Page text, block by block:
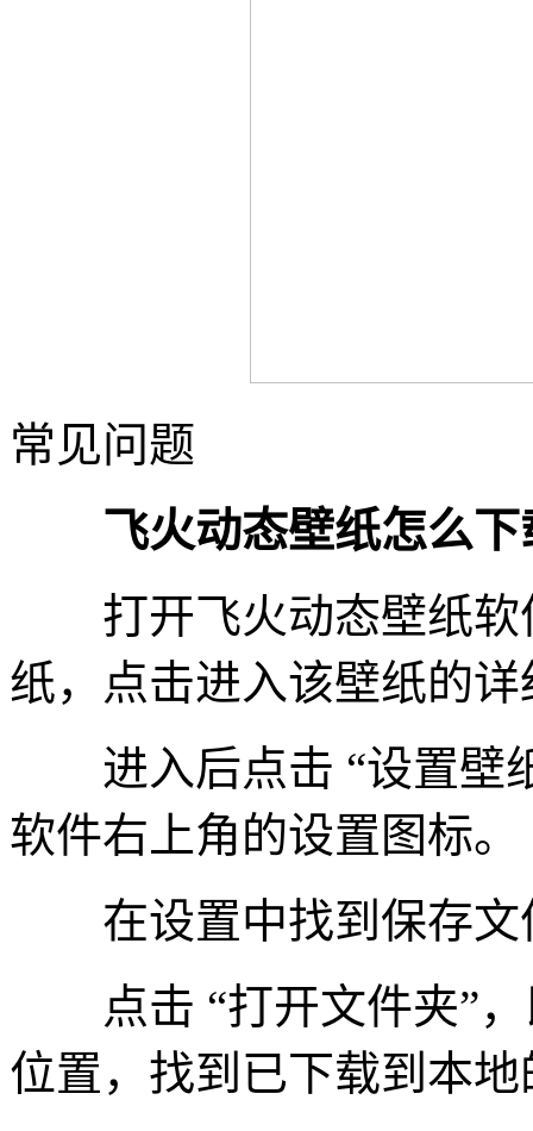
常见问题
飞火动态壁纸怎么下
打开飞火动态壁纸软
纸，点击进入该壁纸的
进入后点击 “设置壁
软件右上角的设置图标。
在设置中找到保存文
点击 “打开文件夹”，
位置，找到已下载到本